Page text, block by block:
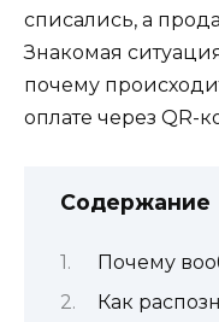
списались, а
Знакомая
почему
оплате через QR-
Содержание
Почему
Как